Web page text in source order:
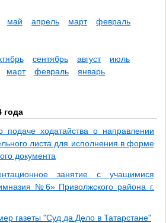
май апрель март
февраль
сентябрь август
июль
март февраль
январь
года
подаче ходатайства о направлении
листа для исполнения в форме
документа
занятие с учащимися
№6» Приволжского района г.
газеты "Суд да Дело в Татарстане"